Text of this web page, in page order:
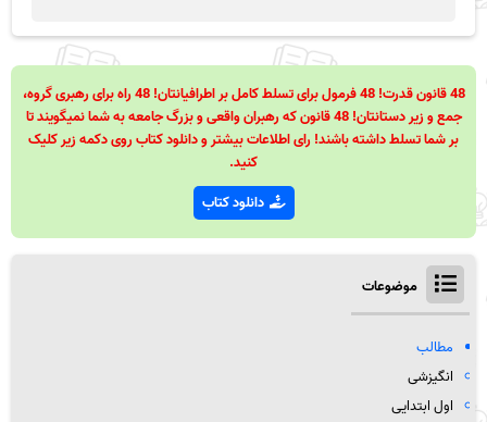
48 قانون قدرت! 48 فرمول برای تسلط کامل بر اطرافیانتان! 48 راه برای رهبری گروه،
جمع و زیر دستانتان! 48 قانون که رهبران واقعی و بزرگ جامعه به شما نمیگویند تا
بر شما تسلط داشته باشند! رای اطلاعات بیشتر و دانلود کتاب روی دکمه زیر کلیک
کنید.
دانلود کتاب
موضوعات
مطالب
انگیزشی
اول ابتدایی